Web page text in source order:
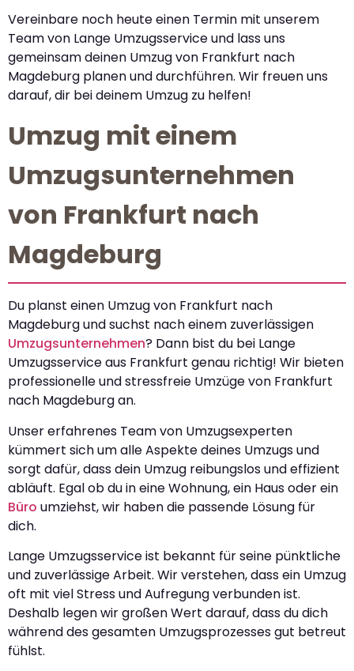
Vereinbare noch heute einen Termin mit unserem
Team von Lange Umzugsservice und lass uns
gemeinsam deinen Umzug von Frankfurt nach
Magdeburg planen und durchführen. Wir freuen uns
darauf, dir bei deinem Umzug zu helfen!
Umzug mit einem
Umzugsunternehmen
von Frankfurt nach
Magdeburg
Du planst einen Umzug von Frankfurt nach
Magdeburg und suchst nach einem zuverlässigen
Umzugsunternehmen? Dann bist du bei Lange
Umzugsservice aus Frankfurt genau richtig! Wir bieten
professionelle und stressfreie Umzüge von Frankfurt
nach Magdeburg an.
Unser erfahrenes Team von Umzugsexperten
kümmert sich um alle Aspekte deines Umzugs und
sorgt dafür, dass dein Umzug reibungslos und effizient
abläuft. Egal ob du in eine Wohnung, ein Haus oder ein
Büro umziehst, wir haben die passende Lösung für
dich.
Lange Umzugsservice ist bekannt für seine pünktliche
und zuverlässige Arbeit. Wir verstehen, dass ein Umzug
oft mit viel Stress und Aufregung verbunden ist.
Deshalb legen wir großen Wert darauf, dass du dich
während des gesamten Umzugsprozesses gut betreut
fühlst.